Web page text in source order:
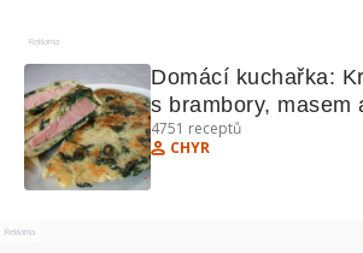
Reklama
Domácí kuchařka:
s brambory, masem
4751 receptů
CHYR
Reklama